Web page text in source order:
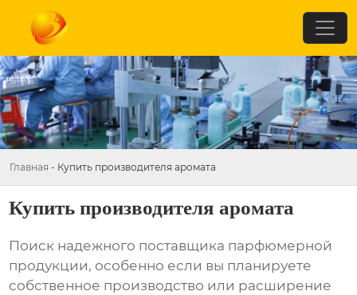
Главная - Купить производителя аромата
Купить производителя аромата
Поиск надежного поставщика парфюмерной
продукции, особенно если вы планируете
собственное производство или расширение